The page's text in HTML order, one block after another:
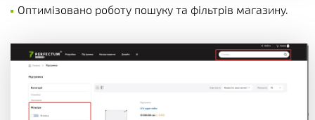
Оптимізовано роботу пошуку та фільтрів магазину.